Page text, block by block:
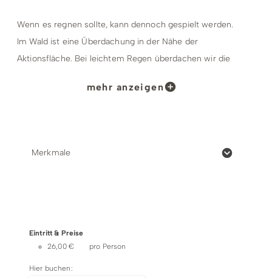
Wenn es regnen sollte, kann dennoch gespielt werden.
Im Wald ist eine Überdachung in der Nähe der
Aktionsfläche. Bei leichtem Regen überdachen wir die
Möglichkeit in einen Raum zu gehen.
April bis Oktober 15:00 Uhr und 19:00 Uhr
Treffpunkt:
Kletter- und Eventhalle Dorint, Winterberger Str. 2,
mehr anzeigen
Merkmale
Eintritt & Preise
26,00 € pro Person
Hier buchen: